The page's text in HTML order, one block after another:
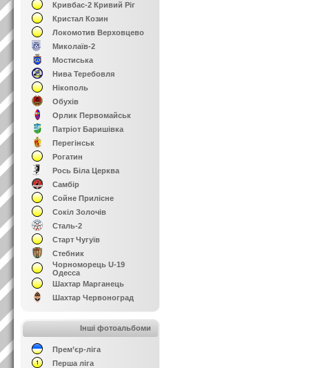
Кривбас-2 Кривий Ріг
Кристал Козин
Локомотив Верховцево
Миколаїв-2
Мостиська
Нива Теребовля
Нікополь
Обухів
Орлик Первомайськ
Патріот Баришівка
Перегінськ
Рогатин
Рось Біла Церква
Самбір
Сойне Прилісне
Сокіл Золочів
Сталь-2
Старт Чугуїв
Стебник
Чорноморець U-19
Одесса
Шахтар Марганець
Шахтар Червоноград
Інші фотоальбоми
Прем’єр-ліга
Перша ліга